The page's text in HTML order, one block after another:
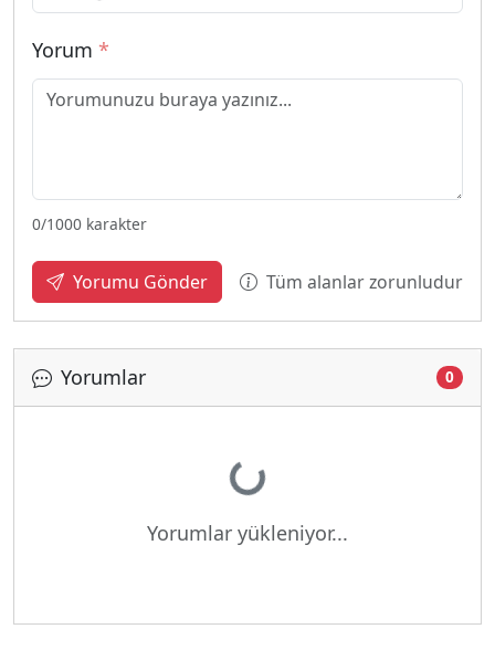
Yorum *
0/1000 karakter
Yorumu Gönder Tüm alanlar zorunludur
Yorumlar 0
Yükleniyor...
Yorumlar yükleniyor...